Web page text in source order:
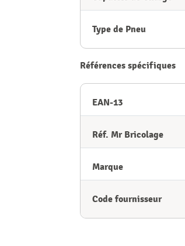
Type de Pneu
Références spécifiques
EAN-13
Réf. Mr Bricolage
Marque
Code fournisseur